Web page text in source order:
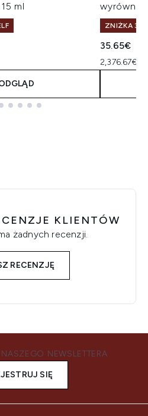
ml
ZNIŻKA
35.65€
2,376.67€
KLIENTÓW
żadnych recenzji.
RECENZJĘ
NEWSLETTERA
SIĘ